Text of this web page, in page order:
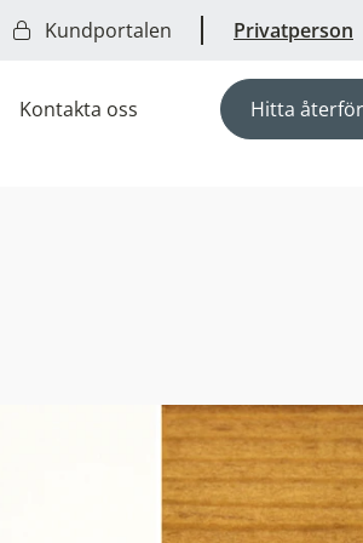
Kundportalen Privatperson
Kontakta oss Hitta